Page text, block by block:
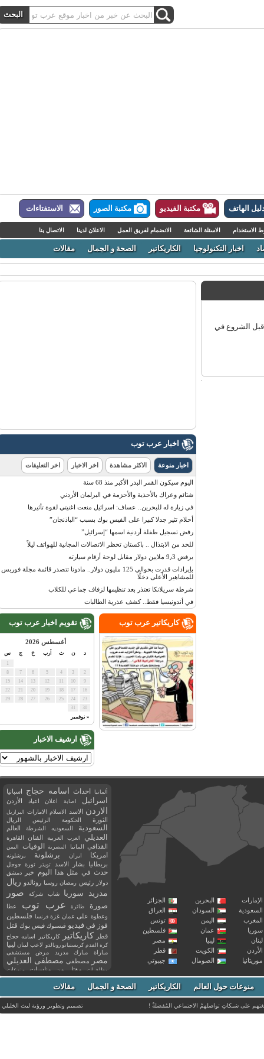
الهاتف مكتبة الفيديو مكتبة الصور الاستفتاءات
الاسئلة الشائعة الانضمام لفريق العمل الاعلان لدينا الاتصال بنا
اخبار التكنولوجيا الكاريكاتير الصحة و الجمال مقالات
الشروع في
اخبار عرب توب
اخبار منوعة الاكثر مشاهدة اخر الاخبار اخر التعليقات
اليوم سيكون القمر البدر الأكبر منذ 68 سنة
شتائم وعراك بالأحذية والأحزمة في البرلمان الأردني
في زيارة له للبحرين.. عساف: اسرائيل منعت اغنيتي لقوة تأثيرها
أحلام تثير جدلا كبيرا على الفيس بوك بسبب “الباذنجان”
رفض تسجيل طفلة أردنية اسمها “إسرائيل”
للحد من الابتذال .. باكستان تحظر الاتصالات المجانية للهواتف ليلاً
يرفض 9٫3 ملايين دولار مقابل لوحة أرقام سيارته
بإيرادات قدرت بحوالي 125 مليون دولار.. مادونا تتصدر قائمة مجلة فوربس
للمشاهير الأعلى دخلًا
شرطة سريلانكا تعتذر بعد تنظيمها لزفاف جماعي للكلاب
في أندونيسيا فقط.. كشف عذرية الطالبات
تقويم اخبار عرب توب
أغسطس 2026
أرب س
« نوفمبر
ارشيف الاخبار
كاريكاتير عرب توب
البحرين
الجزائر
السودان
العراق
اليمن
تونس
عمان
فلسطين
ليبيا
مصر
الكويت
قطر
الصومال جيبوتي
ألمانيا احداث اسامه حجاج اسبانيا
اسرائيل اصابة اعلان اعياد الأردن
الاردن الاسد الاسلام الامارات البرازيل
الثورة الحكومة الرئيس الريال
السعودية السعوديه الشرطة العالم
العديلي العرب العربية الفنان القاهرة
القذافي المانيا المصرية الوفيات اليمن
امريكا ايران برشلونة برشلونه
بريطانيا بشار الاسد تويتر ثورة جوجل
حدث في مثل هذا اليوم خبر دمشق
دولار رئيس رمضان روسيا رونالدو ريال
مدريد
سوريا شاب شركة صور
صورة طائرة عرب توب
عطا
وعطوة على عمان غزة فرنسا فلسطين
فوز في فيديو فيسبوك فيس بوك قتل
قطر كاريكاتير كاريكاتير اسامه حجاج
كرة القدم كريستيانو رونالدو لاعب لبنان ليبيا
مباراة مبارك مدريد مرض مستشفى
مصر مصطفى مصطفى العديلي
مظاهرات مقتل من مناسبات
منوعات
مواليد
موت ميسي ميلان نادي نشر
وفاة وفيات يوتيوب منوعات حول العالم الكاريكاتير الصحة و الجمال مقالات
على شبكاتِ تواصلهمْ الاجتماعي المُفضلةْ ! تصميم وتطوير ورؤيةليث الخليلي